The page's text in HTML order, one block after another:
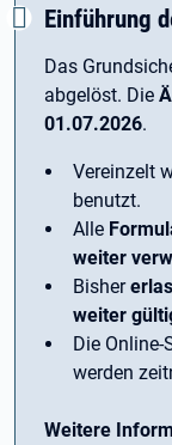
Einführung
Das
abgelöst. Die
01.07.2026.
Vereinzelt
benutzt.
Alle
weiter
Bisher
weiter
Die Online-
werden
Weitere